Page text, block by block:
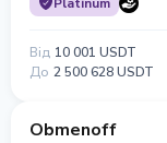
Від 10 001 USDT
До 2 500 628 USDT
Obmenoff